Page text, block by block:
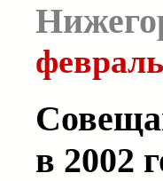
в 2002